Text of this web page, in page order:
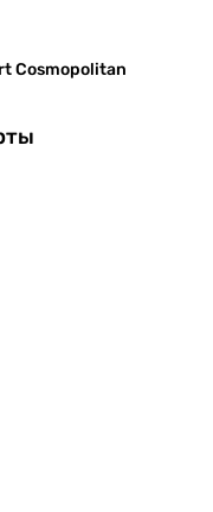
Cosmopolitan